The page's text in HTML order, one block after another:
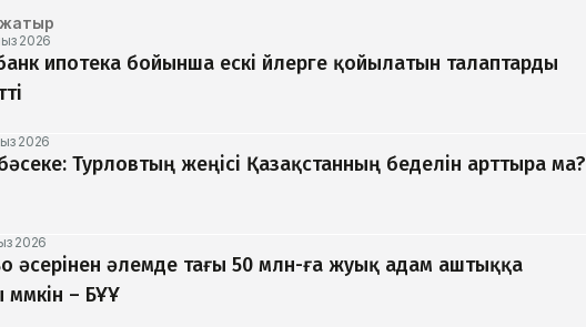
жатыр
2026
ипотека бойынша ескі үйлерге қойылатын талаптарды
2026
бәсеке: Турловтың жеңісі Қазақстанның беделін арттыра ма?
2026
әсерінен әлемде тағы 50 млн-ға жуық адам аштыққа
– БҰҰ